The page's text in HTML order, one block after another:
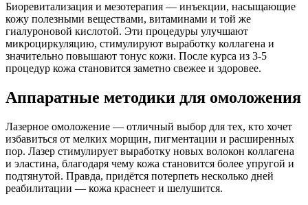
Биоревитализация и мезотерапия — инъекции, насыщающие
кожу полезными веществами, витаминами и той же
гиалуроновой кислотой. Эти процедуры улучшают
микроциркуляцию, стимулируют выработку коллагена и
значительно повышают тонус кожи. После курса из 3-5
процедур кожа становится заметно свежее и здоровее.
Аппаратные методики для омоложения
Лазерное омоложение — отличный выбор для тех, кто хочет
избавиться от мелких морщин, пигментации и расширенных
пор. Лазер стимулирует выработку новых волокон коллагена
и эластина, благодаря чему кожа становится более упругой и
подтянутой. Правда, придётся потерпеть несколько дней
реабилитации — кожа краснеет и шелушится.